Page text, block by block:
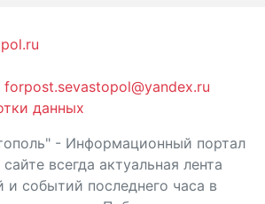
forpost.sevastopol@yandex.ru
данных
- Информационный портал
всегда актуальная лента
и событий последнего часа в